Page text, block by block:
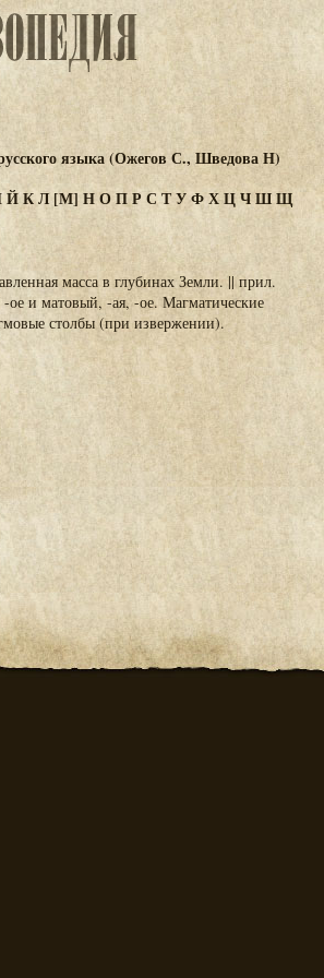
языка (Ожегов С., Шведова Н)
ЙКЛ[М] НОПР С ТУФХЦЧШЩ
масса в глубинах Земли. || прил.
ое и матовый, -ая, -ое. Магматические
столбы (при извержении).